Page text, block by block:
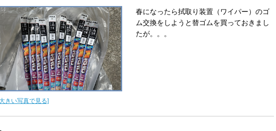
きい写真で見る]
春になったら拭取り装置（ワイパー）のゴ
ム交換をしようと替ゴムを買っておきまし
たが。。。